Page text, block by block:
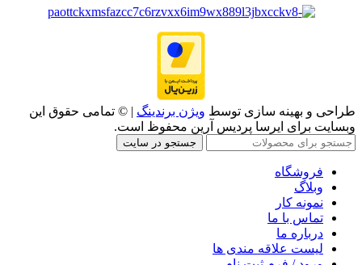
طراحی و بهینه سازی توسط ویژن برندینگ | © تمامی حقوق این
وبسایت برای ایرسا پردیس آرین محفوظ است.
جستجو در سایت
فروشگاه
وبلاگ
نمونه کار
تماس با ما
درباره ما
لیست علاقه مندی ها